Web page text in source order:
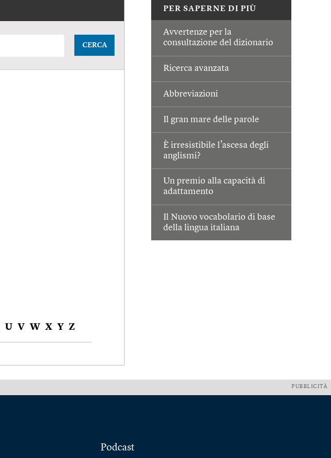
PER SAPERNE DI PIÙ
Avvertenze per la
consultazione del dizionario
Ricerca avanzata
Abbreviazioni
Il gran mare delle parole
È irresistibile l’ascesa degli
anglismi?
Un premio alla capacità di
adattamento
Il Nuovo vocabolario di base
della lingua italiana
CERCA
U V W X Y Z
PUBBLICITÀ
Podcast